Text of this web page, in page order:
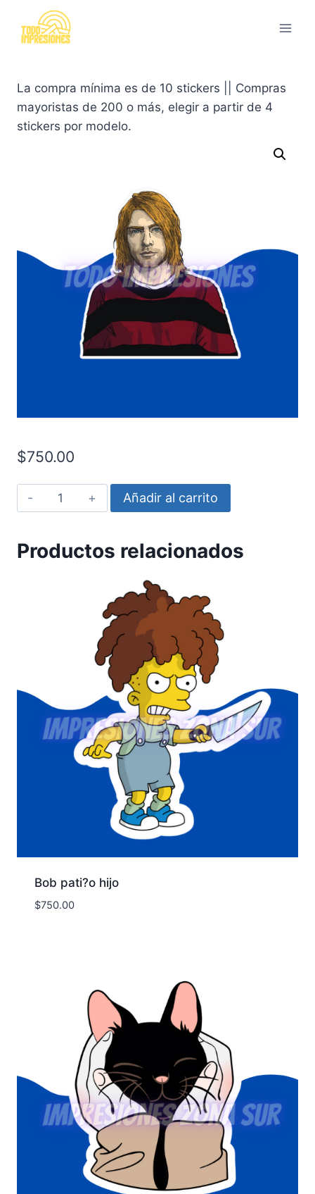
contenido
La compra mínima es de 10 stickers || Compras
mayoristas de 200 o más, elegir a partir de 4
stickers por modelo.
$750.00
kurt
cobain
Añadir al carrito
Productos relacionados
Bob pati?o hijo
$750.00